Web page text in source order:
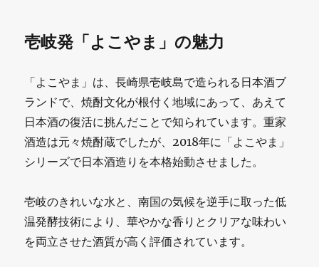
壱岐発「よこやま」の魅力
「よこやま」は、長崎県壱岐島で造られる日本酒ブ
ランドで、焼酎文化が根付く地域にあって、あえて
日本酒の復活に挑んだことで知られています。重家
酒造は元々焼酎蔵でしたが、2018年に「よこやま」
シリーズで日本酒造りを本格始動させました。
壱岐のきれいな水と、南国の気候を逆手に取った低
温発酵技術により、華やかな香りとクリアな味わい
を両立させた酒質が高く評価されています。